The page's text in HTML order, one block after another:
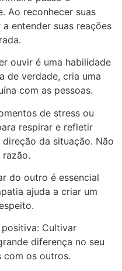
Ao reconhecer suas
entender suas reações
ouvir é uma habilidade
de verdade, cria uma
com as pessoas.
de stress ou
respirar e refletir
da situação. Não
do outro é essencial
ajuda a criar um
positiva: Cultivar
diferença no seu
com os outros.